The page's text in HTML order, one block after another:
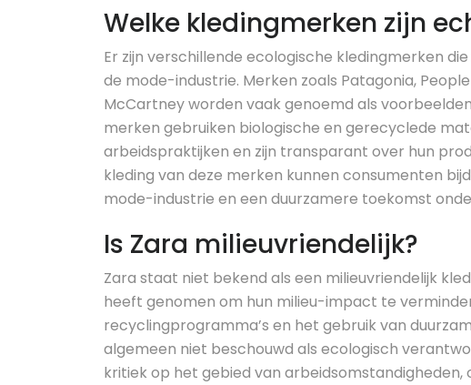
Welke kledingmerken zijn
Er zijn verschillende ecologische kledingmerken
de mode-industrie. Merken zoals Patagonia,
McCartney worden vaak genoemd als
merken gebruiken biologische en gerecyclede
arbeidspraktijken en zijn transparant over hun
kleding van deze merken kunnen consumenten
mode-industrie en een duurzamere toekomst
Is Zara milieuvriendelijk?
Zara staat niet bekend als een milieuvriendelijk
heeft genomen om hun milieu-impact te
recyclingprogramma’s en het gebruik van
algemeen niet beschouwd als ecologisch
kritiek op het gebied van